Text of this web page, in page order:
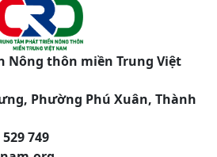
Nông thôn miền Trung Việt
Phường Phú Xuân, Thành
749